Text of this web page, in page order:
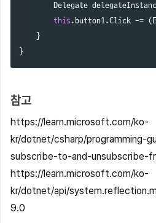
Delegate
this . button1.Click -= (
}
}
참고
https://learn.microsoft.com/ko-
kr/dotnet/csharp/programming-
subscribe-to-and-unsubscribe-
https://learn.microsoft.com/ko-
kr/dotnet/api/
9.0